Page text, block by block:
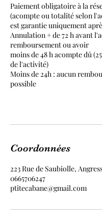
Paiement obligatoire à la
(acompte ou totalité selon
est garantie uniquement
Annulation + de 72 h avant
remboursement ou avoir
moins de 48 h acompte dû
de l'activité)
Moins de 24h : aucun
possible
Coordonnées
223 Rue de Saubiolle,
0665706247
ptitecabane@gmail.com